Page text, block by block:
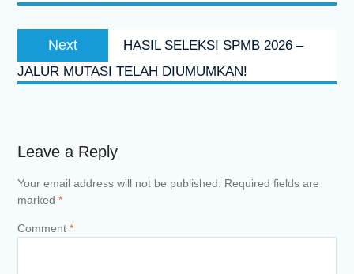
Next
post:
HASIL SELEKSI SPMB 2026 –
JALUR MUTASI TELAH DIUMUMKAN!
Leave a Reply
Your email address will not be published. Required fields are
marked *
Comment *